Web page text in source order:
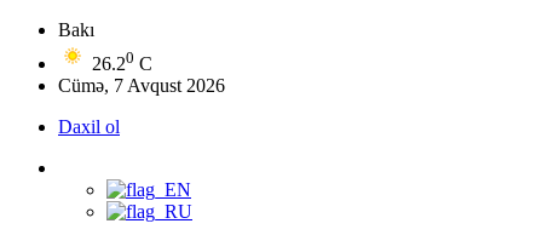
Bakı
26.20 C
Cümə, 7 Avqust 2026
Daxil ol